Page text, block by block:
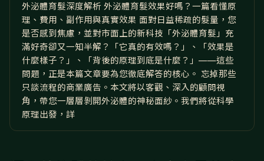
外泌體育髮深度解析 外泌體育髮效果好嗎？一篇看懂原
理、費用、副作用與真實效果 面對日益稀疏的髮量，您
是否感到焦慮，並對市面上的新科技「外泌體育髮」充
滿好奇卻又一知半解？「它真的有效嗎？」、「效果是
什麼樣子？」、「背後的原理到底是什麼？」——這些
問題，正是本篇文章要為您徹底解答的核心。 忘掉那些
只談流程的商業廣告。本文將以客觀、深入的顧問視
角，帶您一層層剝開外泌體的神秘面紗。我們將從科學
原理出發，詳